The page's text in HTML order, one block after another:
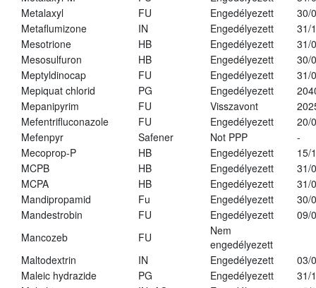
Metalaxyl
FU Engedélyezett
30/
Metaflumizone
IN Engedélyezett
31/
Mesotrione
HB Engedélyezett
31/
Mesosulfuron
HB Engedélyezett
30/
Meptyldinocap
FU Engedélyezett
31/
Mepiquat chlorid
PG Engedélyezett
Mepanipyrim
FU Visszavont
Mefentrifluconazole
FU Engedélyezett
20/
Mefenpyr
Safener Not PPP
-
Mecoprop-P
HB Engedélyezett
15/
MCPB
HB Engedélyezett
31/
MCPA
HB Engedélyezett
31/
Mandipropamid
Fu Engedélyezett
30/
Mandestrobin
FU Engedélyezett
09/
Mancozeb
FU
Nem
engedélyezett
Maltodextrin
IN Engedélyezett
03/
Maleic hydrazide
PG Engedélyezett
31/